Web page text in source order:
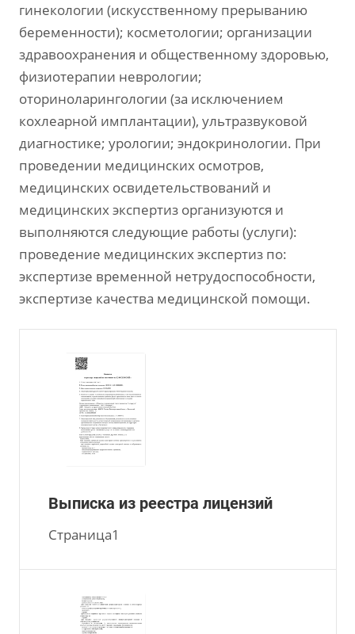
гинекологии (искусственному прерыванию
беременности); косметологии; организации
здравоохранения и общественному здоровью,
физиотерапии неврологии;
оториноларингологии (за исключением
кохлеарной имплантации), ультразвуковой
диагностике; урологии; эндокринологии. При
проведении медицинских осмотров,
медицинских освидетельствований и
медицинских экспертиз организуются и
выполняются следующие работы (услуги):
проведение медицинских экспертиз по:
экспертизе временной нетрудоспособности,
экспертизе качества медицинской помощи.
Выписка из реестра лицензий
Страница1